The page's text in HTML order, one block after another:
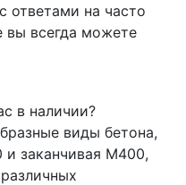
ответами на часто
вы всегда можете
в наличии?
виды бетона,
и заканчивая М400,